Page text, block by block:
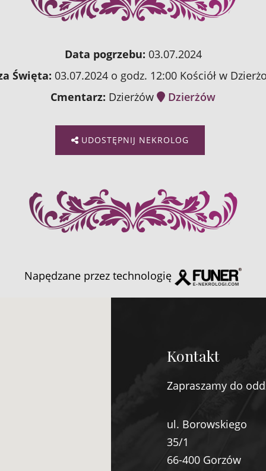
Data pogrzebu: 03.07.2024
Święta: 03.07.2024 o godz. 12:00 Kościół w
Cmentarz: Dzierżów Dzierżów
UDOSTĘPNIJ NEKROLOG
Napędzane przez technologię
Kontakt
Zapraszamy do
ul. Borowskiego
35/1
66-400 Gorzów